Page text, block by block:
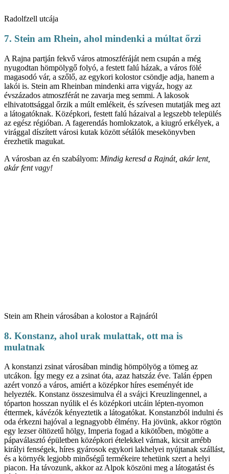
Radolfzell utcája
7. Stein am Rhein, ahol mindenki a múltat őrzi
A Rajna partján fekvő város atmoszféráját nem csupán a még
nyugodtan hömpölygő folyó, a festett falú házak, a város fölé
magasodó vár, a szőlő, az egykori kolostor csöndje adja, hanem a
lakói is. Stein am Rheinban mindenki arra vigyáz, hogy az
évszázados atmoszférát ne zavarja meg semmi. A lakosok
elhivatottsággal őrzik a múlt emlékeit, és szívesen mutatják meg azt
a látogatóknak. Középkori, festett falú házaival a legszebb település
az egész régióban. A fagerendás homlokzatok, a kiugró erkélyek, a
virággal díszített városi kutak között sétálók mesekönyvben
érezhetik magukat.
A városban az én szabályom: Mindig keresd a Rajnát, akár lent,
akár fent vagy!
Stein am Rhein városában a kolostor a Rajnáról
8. Konstanz, ahol urak mulattak, ott ma is
mulatnak
A konstanzi zsinat városában mindig hömpölyög a tömeg az
utcákon. Így megy ez a zsinat óta, azaz hatszáz éve. Talán éppen
azért vonzó a város, amiért a középkor híres eseményét ide
helyezték. Konstanz összesimulva él a svájci Kreuzlingennel, a
tóparton hosszan nyúlik el és középkori utcáin lépten-nyomon
éttermek, kávézók kényeztetik a látogatókat. Konstanzból indulni és
oda érkezni hajóval a legnagyobb élmény. Ha jövünk, akkor rögtön
egy lezser öltözetű hölgy, Imperia fogad a kikötőben, mögötte a
pápaválasztó épületben középkori ételekkel várnak, kicsit arrébb
királyi fenségek, híres gyárosok egykori lakhelyei nyújtanak szállást,
és a környék legjobb minőségű termékeire tehetünk szert a helyi
piacon. Ha távozunk, akkor az Alpok köszöni meg a látogatást és